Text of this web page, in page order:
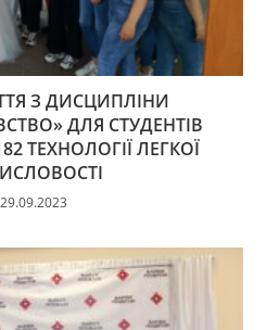
З ДИСЦИПЛІНИ
ДЛЯ СТУДЕНТІВ
ТЕХНОЛОГІЇ ЛЕГКОЇ
29.09.2023